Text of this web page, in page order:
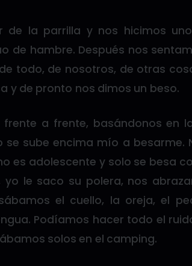
de la parrilla y nos hicimos
de hambre. Después nos
todo, de nosotros, de otras
y de pronto nos dimos un beso.
frente a frente, basándonos en
se sube encima mío a besarme.
es adolescente y solo se besa
le saco su polera, nos
el cuello, la oreja, el
Podíamos hacer todo el
solos en el camping.